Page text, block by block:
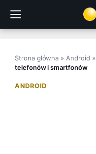
treści
Strona główna » Android »
telefonów i smartfonów
ANDROID